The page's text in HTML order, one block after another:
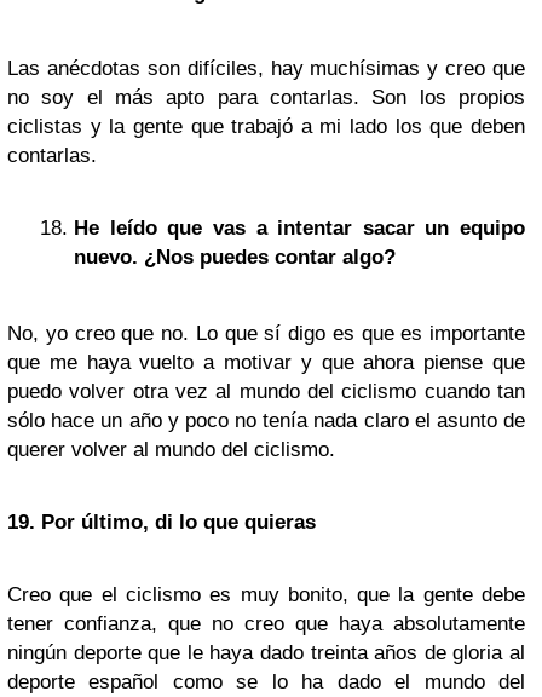
Las anécdotas son difíciles, hay muchísimas y creo que
no soy el más apto para contarlas. Son los propios
ciclistas y la gente que trabajó a mi lado los que deben
contarlas.
He leído que vas a intentar sacar un equipo
nuevo. ¿Nos puedes contar algo?
No, yo creo que no. Lo que sí digo es que es importante
que me haya vuelto a motivar y que ahora piense que
puedo volver otra vez al mundo del ciclismo cuando tan
sólo hace un año y poco no tenía nada claro el asunto de
querer volver al mundo del ciclismo.
19. Por último, di lo que quieras
Creo que el ciclismo es muy bonito, que la gente debe
tener confianza, que no creo que haya absolutamente
ningún deporte que le haya dado treinta años de gloria al
deporte español como se lo ha dado el mundo del